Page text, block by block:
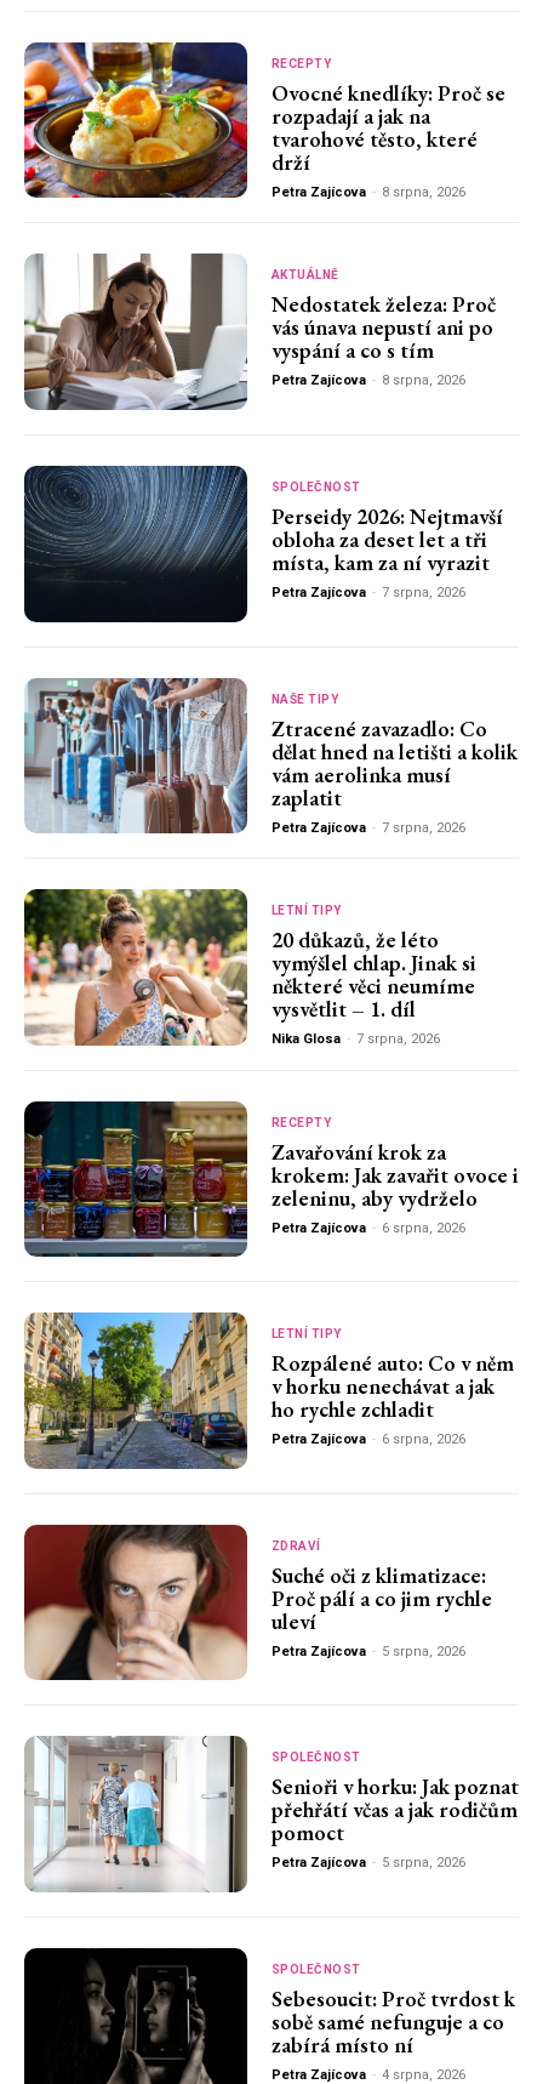
RECEPTY
Ovocné knedlíky: Proč se
rozpadají a jak na
tvarohové těsto, které
drží
Petra Zajícova - 8 srpna, 2026
AKTUÁLNĚ
Nedostatek železa: Proč
vás únava nepustí ani po
vyspání a co s tím
Petra Zajícova - 8 srpna, 2026
SPOLEČNOST
Perseidy 2026: Nejtmavší
obloha za deset let a tři
místa, kam za ní vyrazit
Petra Zajícova - 7 srpna, 2026
NAŠE TIPY
Ztracené zavazadlo: Co
dělat hned na letišti a kolik
vám aerolinka musí
zaplatit
Petra Zajícova - 7 srpna, 2026
LETNÍ TIPY
20 důkazů, že léto
vymýšlel chlap. Jinak si
některé věci neumíme
vysvětlit – 1. díl
Nika Glosa - 7 srpna, 2026
RECEPTY
Zavařování krok za
krokem: Jak zavařit ovoce i
zeleninu, aby vydrželo
Petra Zajícova - 6 srpna, 2026
LETNÍ TIPY
Rozpálené auto: Co v něm
v horku nenechávat a jak
ho rychle zchladit
Petra Zajícova - 6 srpna, 2026
ZDRAVÍ
Suché oči z klimatizace:
Proč pálí a co jim rychle
uleví
Petra Zajícova - 5 srpna, 2026
SPOLEČNOST
Senioři v horku: Jak poznat
přehřátí včas a jak rodičům
pomoct
Petra Zajícova - 5 srpna, 2026
SPOLEČNOST
Sebesoucit: Proč tvrdost k
sobě samé nefunguje a co
zabírá místo ní
Petra Zajícova - 4 srpna, 2026